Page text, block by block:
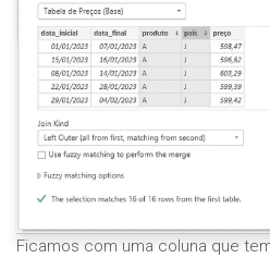
Ficamos com uma coluna que